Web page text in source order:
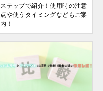
ステップで紹介！使用時の注意
点や使うタイミングなどもご案
内！